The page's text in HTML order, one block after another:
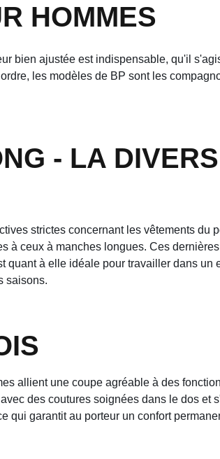
HOMMES
bien ajustée est indispensable, qu'il
les modèles de BP sont les
- LA
strictes concernant les vêtements du
à ceux à manches longues. Ces
à elle idéale pour travailler dans
saisons.
allient une coupe agréable à des
des coutures soignées dans le dos et
qui garantit au porteur un confort